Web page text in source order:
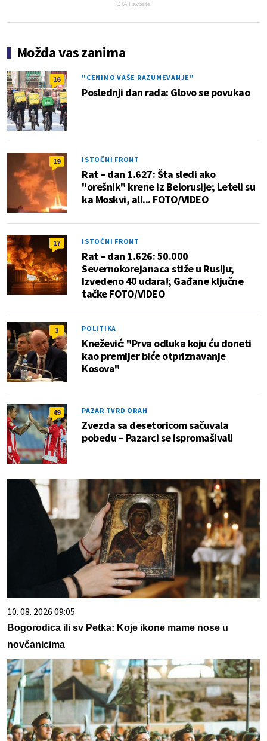
CTA Favorite
Možda vas zanima
16 "CENIMO VAŠE RAZUMEVANJE"
Poslednji dan rada: Glovo se povukao
19 ISTOČNI FRONT
Rat – dan 1.627: Šta sledi ako
"orešnik" krene iz Belorusije; Leteli su
ka Moskvi, ali... FOTO/VIDEO
17 ISTOČNI FRONT
Rat – dan 1.626: 50.000
Severnokorejanaca stiže u Rusiju;
Izvedeno 40 udara!; Gađane ključne
tačke FOTO/VIDEO
3 POLITIKA
Knežević: "Prva odluka koju ću doneti
kao premijer biće otpriznavanje
Kosova"
49 PAZAR TVRD ORAH
Zvezda sa desetoricom sačuvala
pobedu – Pazarci se ispromašivali
10. 08. 2026 09:05
Bogorodica ili sv Petka: Koje ikone mame nose u
novčanicima